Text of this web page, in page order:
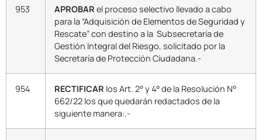
953 APROBAR el proceso selectivo llevado a cabo
para la “Adquisición de Elementos de Seguridad y
Rescate” con destino a la Subsecretaría de
Gestión Integral del Riesgo, solicitado por la
Secretaría de Protección Ciudadana.-
954 RECTIFICAR los Art. 2° y 4° de la Resolución N°
662/22 los que quedarán redactados de la
siguiente manera:.-